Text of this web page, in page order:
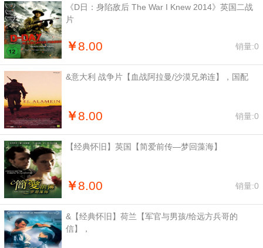
《D日：身陷敌后 The War I Knew‎ 2014》英国二战
片
￥8.00 销量:0
&意大利 战争片【血战阿拉曼/沙漠兄弟连】，国配
￥8.00 销量:0
【经典怀旧】英国【简爱前传—梦回藻海】
￥8.00 销量:0
&【经典怀旧】荷兰【军官与男孩/给远方兵哥的
信】，